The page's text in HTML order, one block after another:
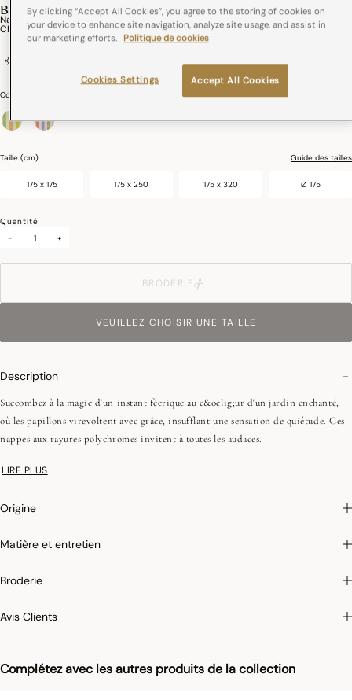
BAL DES PAPILLONS
Nappe Bal Des Papillons Coton
CHF 189,00
Couleurs :
Taille (cm) Guide des tailles
175 x 175 175 x 250 175 x 320 Ø 175
Quantité
-
+
BRODERIE
VEUILLEZ CHOISIR UNE TAILLE
Complétez avec les autres produits de la collection
Description
Succombez à la magie d'un instant féerique au c&oelig;ur d'un jardin enchanté,
où les papillons virevoltent avec grâce, insufflant une sensation de quiétude. Ces
nappes aux rayures polychromes invitent à toutes les audaces.
•Fils peignés (longues fibres)
•Ourlets simples - 2 cm
Photographies :
les photographies sont les plus fidèles possibles mais ne peuvent
concerne les coul
le traitement spécifique Irretrex qui minimiser les réactions des fibres de coton
naturel au lavage. Notre coton reste stable dans le temps et nos tissus conservent
LIRE PLUS
Origine
Matière et entretien
Broderie
Avis Clients
By clicking “Accept All Cookies”, you agree to the storing of cookies on
your device to enhance site navigation, analyze site usage, and assist in
our marketing efforts. Politique de cookies
Accept All Cookies
Cookies Settings